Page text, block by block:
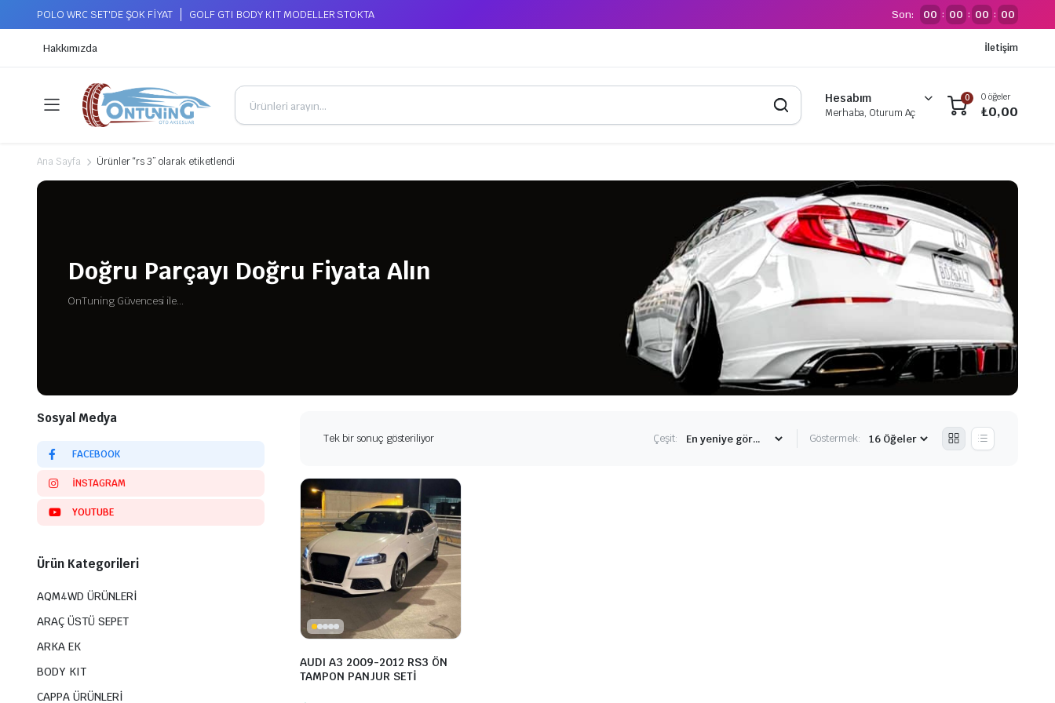
POLO WRC SET'DE ŞOK FİYAT GOLF GTI BODY KIT MODELLER STOKTA Son: 00 : 00 : 00 : 00
Hakkımızda İletişim
Hesabım
Merhaba, Oturum Aç
0 0 öğeler
₺0,00
Ana Sayfa Ürünler “rs 3” olarak etiketlendi
Doğru Parçayı Doğru Fiyata Alın
OnTuning Güvencesi ile...
Tek bir sonuç gösteriliyor Çeşit: Göstermek:
AUDI A3 2009-2012 RS3 ÖN
TAMPON PANJUR SETİ
Sosyal Medya
FACEBOOK
INSTAGRAM
YOUTUBE
Ürün Kategorileri
AQM4WD ÜRÜNLERİ
ARAÇ ÜSTÜ SEPET
ARKA EK
BODY KIT
CAPPA ÜRÜNLERİ